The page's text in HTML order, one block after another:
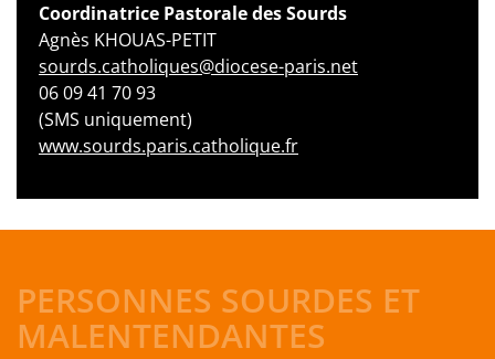
Coordinatrice Pastorale des Sourds
Agnès KHOUAS-PETIT
sourds.catholiques@diocese-paris.net
06 09 41 70 93
(SMS uniquement)
www.sourds.paris.catholique.fr
PERSONNES SOURDES ET
MALENTENDANTES